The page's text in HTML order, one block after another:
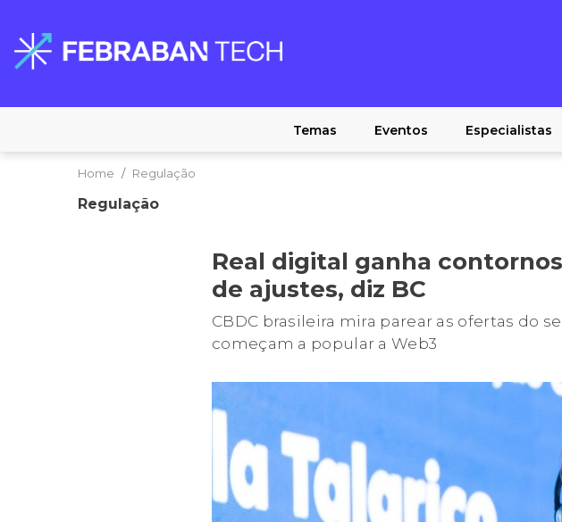
Temas Eventos Especialistas
Home Regulação
Regulação
Real digital ganha
de ajustes, diz BC
CBDC brasileira mira parear as ofertas do
começam a popular a Web3